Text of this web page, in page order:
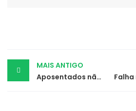
Post
navigation
MAIS ANTIGO
Aposentados não precisarão devolver valores da revisão da vida toda